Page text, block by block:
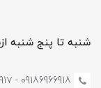
شنبه تا پنج شنبه ازساعت 10 الی 22
09186966918 - 0935779491۷